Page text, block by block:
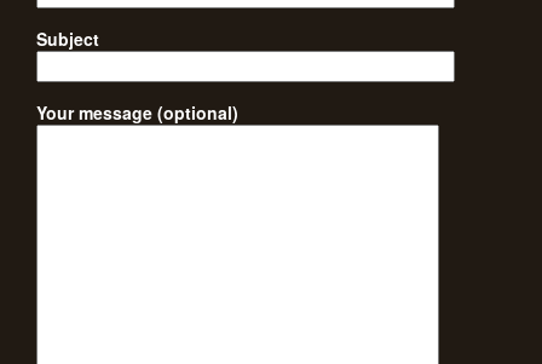
Subject
Your message (optional)